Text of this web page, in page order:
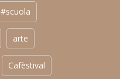
#scuola
arte
Cafèstival